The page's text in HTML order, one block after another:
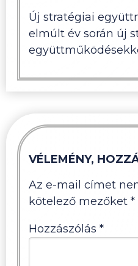
Új stratégiai
elmúlt év során új
VÉLEMÉNY,
Az e-mail címet
kötelező mezőket *
Hozzászólás *